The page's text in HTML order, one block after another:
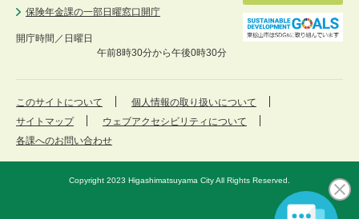
保険年金課の一部日曜窓口開庁
開庁時間／ 日曜日
午前8時30分から午後0時30分
このサイトについて
個人情報の取り扱いについて
サイトマップ
ウェブアクセシビリティについて
各課へのお問い合わせ
Copyright 2023 Higashimatsuyama City All Rights Reserved.